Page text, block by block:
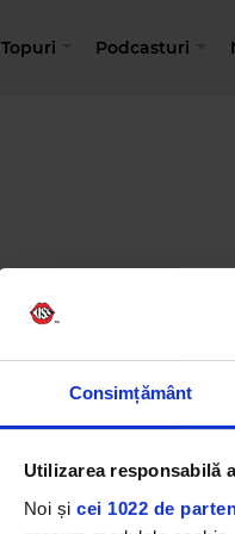
Consimțământ
Utilizarea responsabilă
Noi și cei 1022 de
Topuri Podcasturi